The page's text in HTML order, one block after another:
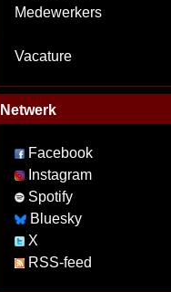
Medewerkers
Vacature
Netwerk
Facebook
Instagram
Spotify
Bluesky
X
RSS-feed